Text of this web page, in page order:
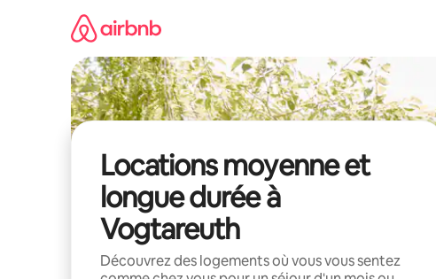
Locations moyenne et
longue durée à
Vogtareuth
Découvrez des logements où vous vous sentez